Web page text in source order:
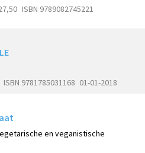
ISBN 9789082745221
ISBN 9781785031168 01-01-2018
en veganistische